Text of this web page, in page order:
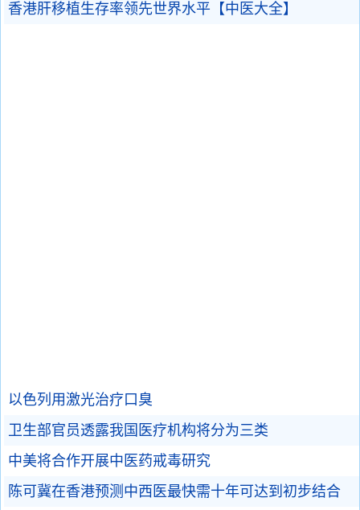
香港肝移植生存率领先世界水平【中医大全】
以色列用激光治疗口臭
卫生部官员透露我国医疗机构将分为三类
中美将合作开展中医药戒毒研究
陈可冀在香港预测中西医最快需十年可达到初步结合